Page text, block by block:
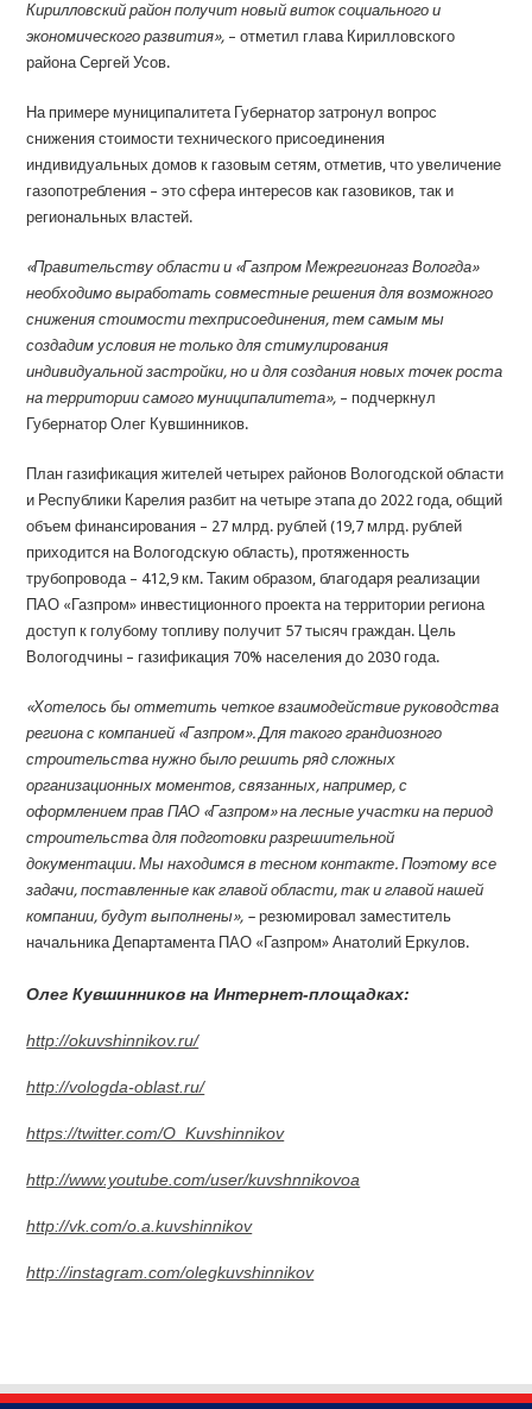
Кирилловский район получит новый виток социального и
экономического развития», – отметил глава Кирилловского
района Сергей Усов.
На примере муниципалитета Губернатор затронул вопрос
снижения стоимости технического присоединения
индивидуальных домов к газовым сетям, отметив, что увеличение
газопотребления – это сфера интересов как газовиков, так и
региональных властей.
«Правительству области и «Газпром Межрегионгаз Вологда»
необходимо выработать совместные решения для возможного
снижения стоимости техприсоединения, тем самым мы
создадим условия не только для стимулирования
индивидуальной застройки, но и для создания новых точек роста
на территории самого муниципалитета», – подчеркнул
Губернатор Олег Кувшинников.
План газификация жителей четырех районов Вологодской области
и Республики Карелия разбит на четыре этапа до 2022 года, общий
объем финансирования – 27 млрд. рублей (19,7 млрд. рублей
приходится на Вологодскую область), протяженность
трубопровода – 412,9 км. Таким образом, благодаря реализации
ПАО «Газпром» инвестиционного проекта на территории региона
доступ к голубому топливу получит 57 тысяч граждан. Цель
Вологодчины – газификация 70% населения до 2030 года.
«Хотелось бы отметить четкое взаимодействие руководства
региона с компанией «Газпром». Для такого грандиозного
строительства нужно было решить ряд сложных
организационных моментов, связанных, например, с
оформлением прав ПАО «Газпром» на лесные участки на период
строительства для подготовки разрешительной
документации. Мы находимся в тесном контакте. Поэтому все
задачи, поставленные как главой области, так и главой нашей
компании, будут выполнены», –резюмировал заместитель
начальника Департамента ПАО «Газпром» Анатолий Еркулов.
Олег Кувшинников на Интернет-площадках:
http://okuvshinnikov.ru/
http://vologda-oblast.ru/
https://twitter.com/O_Kuvshinnikov
http://www.youtube.com/user/kuvshnnikovoa
http://vk.com/o.a.kuvshinnikov
http://instagram.com/olegkuvshinnikov